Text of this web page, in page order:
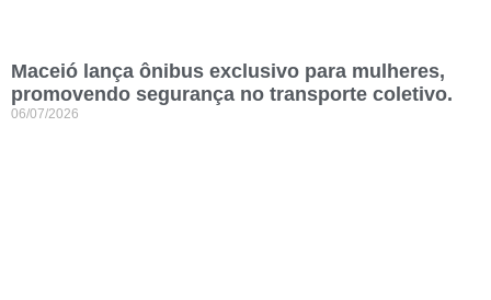
Maceió lança ônibus exclusivo para mulheres,
promovendo segurança no transporte coletivo.
06/07/2026